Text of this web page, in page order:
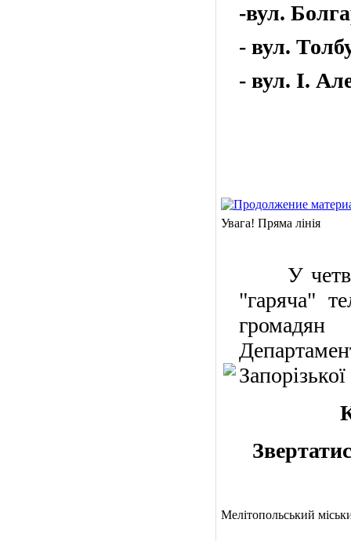
-вул.
- вул.
- вул. І.
Увага! Пряма лінія
У
"гаряча"
громадян
Мелітопольський